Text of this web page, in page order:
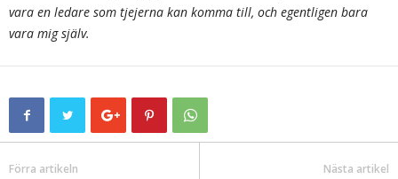
vara en ledare som tjejerna kan komma till, och egentligen bara
vara mig själv.
Förra artikeln Nästa artikel